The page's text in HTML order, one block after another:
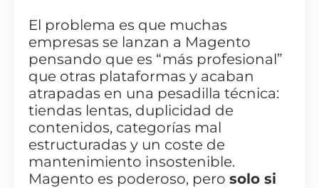
El problema es que muchas
empresas se lanzan a Magento
pensando que es “más profesional”
que otras plataformas y acaban
atrapadas en una pesadilla técnica:
tiendas lentas, duplicidad de
contenidos, categorías mal
estructuradas y un coste de
mantenimiento insostenible.
Magento es poderoso, pero solo si